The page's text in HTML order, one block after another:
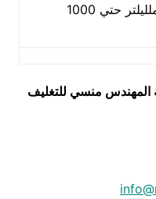
تعبئة من 50 ملليلتر حتي 1000
المهندس منسي للتغليف